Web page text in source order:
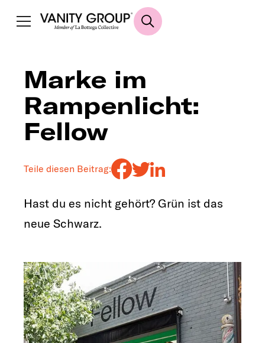
Marke im
Rampenlicht:
Fellow
Teile diesen Beitrag:
Hast du es nicht gehört? Grün ist das
neue Schwarz.